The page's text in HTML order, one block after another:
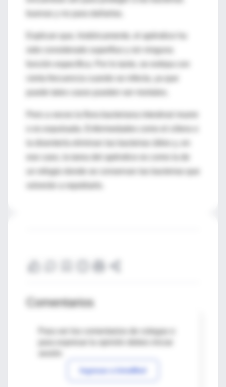
Explican que, históricamente, el apéndice ha
sido considerado superfluo y sin ninguna
ese caso, la tarea del apéndice es como la de
un refugio donde se conservan las bacterias que
Comentarios
Para ver los comentarios de colegas o
Ingresar a IntraMed